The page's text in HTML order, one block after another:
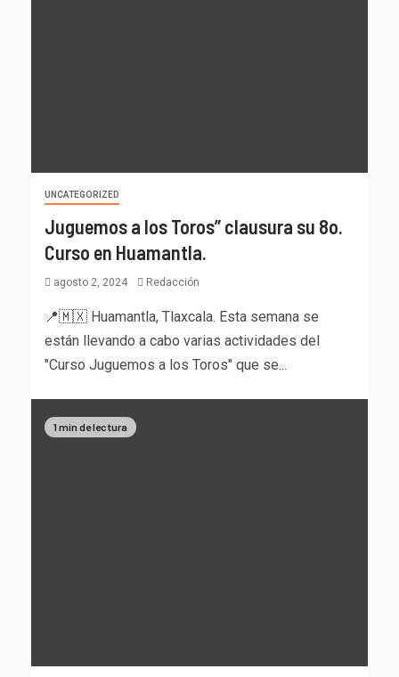
UNCATEGORIZED
Juguemos a los Toros” clausura su 8o.
Curso en Huamantla.
agosto 2, 2024 Redacción
📍🇲🇽 Huamantla, Tlaxcala. Esta semana se
están llevando a cabo varias actividades del
"Curso Juguemos a los Toros" que se...
1 min de lectura